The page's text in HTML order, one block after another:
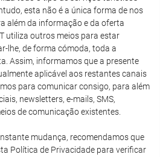
esta não é a única forma de nos
além da informação e da oferta
utiliza outros meios para estar
lhe, de forma cómoda, toda a
Assim, informamos que a presente
aplicável aos restantes canais
para comunicar consigo, para além
newsletters, e-mails, SMS,
de comunicação existentes.
mudança, recomendamos que
Política de Privacidade para verificar